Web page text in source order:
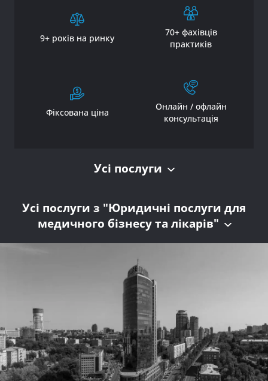
9+ років на ринку
70+ фахівців
практиків
Фіксована ціна
Онлайн / офлайн
консультація
Усі послуги
Усі послуги з "Юридичні послуги для
медичного бізнесу та лікарів"